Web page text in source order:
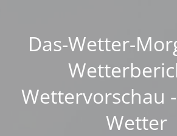
Das-Wetter-
Wettervorschau
Wetter